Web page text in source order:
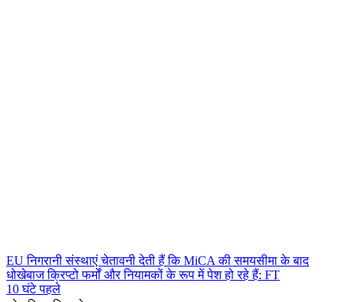
EU निगरानी संस्थाएं चेतावनी देती हैं कि MiCA की समयसीमा के बाद
धोखेबाज क्रिप्टो फर्मों और नियामकों के रूप में पेश हो रहे हैं: FT
10 घंटे पहले